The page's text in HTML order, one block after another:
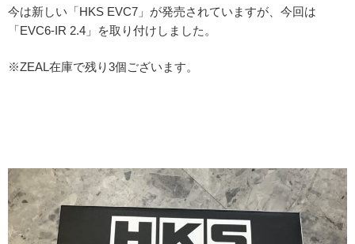
今は新しい「HKS EVC7」が発売されていますが、今回は
「EVC6-IR 2.4」を取り付けしました。
※ZEAL在庫で残り3個ございます。